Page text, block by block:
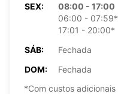
SEX:
08:00 - 17:00
06:00 - 07:59*
17:01 - 20:00*
SÁB:
Fechada
DOM:
Fechada
*Com custos adicionais